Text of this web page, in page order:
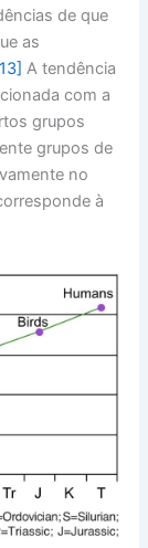
de que
as
A tendência
com a
grupos
grupos de
no
à